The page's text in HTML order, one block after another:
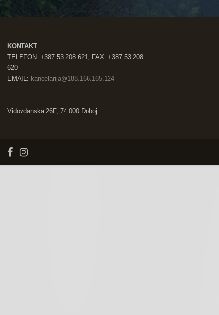
KONTAKT
TELEFON: +387 53 208 621, FAX: +387 53 208
620
EMAIL: kancelarija@188.166.165.124
Vidovdanska 26F, 74 000 Doboj